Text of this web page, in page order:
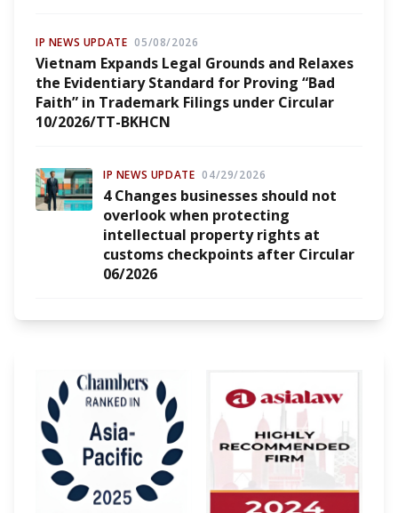
IP NEWS UPDATE 05/08/2026
Vietnam Expands Legal Grounds and Relaxes
the Evidentiary Standard for Proving “Bad
Faith” in Trademark Filings under Circular
10/2026/TT-BKHCN
IP NEWS UPDATE 04/29/2026
4 Changes businesses should not
overlook when protecting
intellectual property rights at
customs checkpoints after Circular
06/2026